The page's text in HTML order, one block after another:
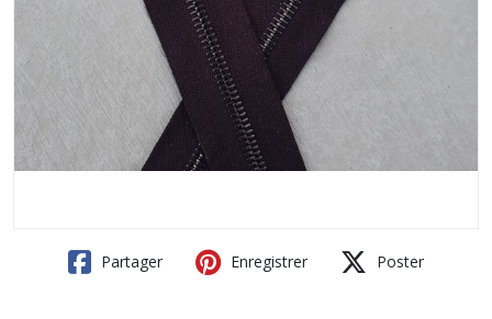
Partager Enregistrer Poster